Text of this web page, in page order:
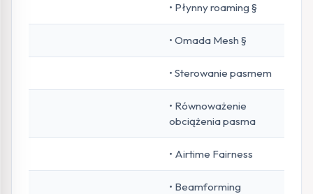
• Płynny roaming §
• Omada Mesh §
• Sterowanie pasmem
• Równoważenie
obciążenia pasma
• Airtime Fairness
• Beamforming